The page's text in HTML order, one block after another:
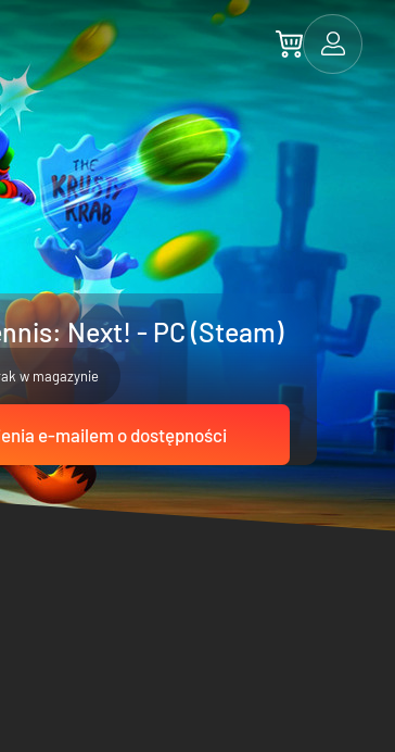
Next! - PC (Steam)
w magazynie
e-mailem o dostępności